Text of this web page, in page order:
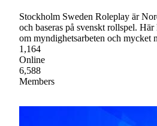
Stockholm Sweden Roleplay är
och baseras på svenskt rollspel.
om myndighetsarbeten och mycket
1,164
Online
6,588
Members